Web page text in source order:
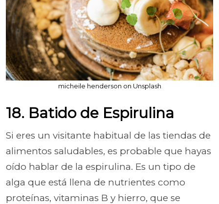
micheile henderson on Unsplash
18. Batido de Espirulina
Si eres un visitante habitual de las tiendas de
alimentos saludables, es probable que hayas
oído hablar de la espirulina. Es un tipo de
alga que está llena de nutrientes como
proteínas, vitaminas B y hierro, que se